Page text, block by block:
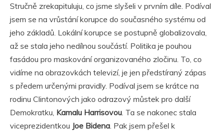
Stručně zrekapituluju, co jsme slyšeli v prvním díle. Podíval
jsem se na vrůstání korupce do současného systému od
jeho základů. Lokální korupce se postupně globalizovala,
až se stala jeho nedílnou součástí. Politika je pouhou
fasádou pro maskování organizovaného zločinu. To, co
vidíme na obrazovkách televizí, je jen předstíraný zápas
s předem určenými pravidly. Podíval jsem se krátce na
rodinu Clintonových jako odrazový můstek pro další
Demokratku, Kamalu Harrisovou . Ta se nakonec stala
viceprezidentkou Joe Bidena . Pak jsem přešel k